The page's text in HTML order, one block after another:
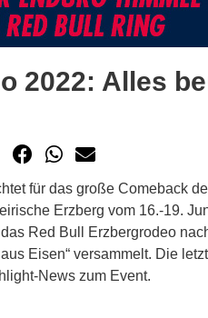
2022: Alles
für das große Comeback
Erzberg vom 16.-19.
Red Bull Erzbergrodeo
Eisen“ versammelt. Die
News zum Event.